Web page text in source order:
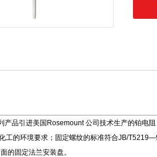
产品引进美国Rosemount 公司技术生产的铂电
工的环境要求；固定螺纹的标准符合JB/
的固定法兰安装盘。